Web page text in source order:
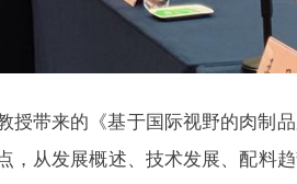
带来的《基于国际视野的肉制
，从发展概述、技术发展、配料